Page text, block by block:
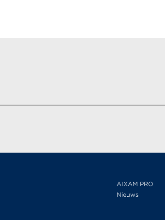
AIXAM PRO
Nieuws